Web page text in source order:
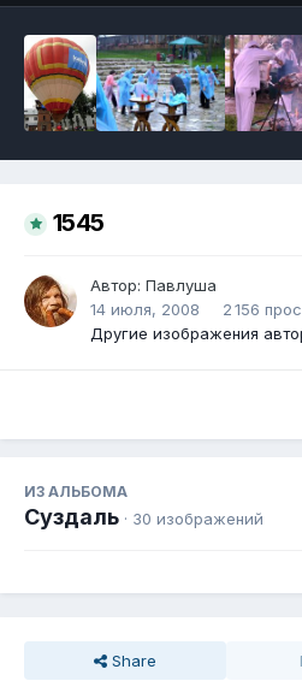
1545
Автор: Павлуша
14 июля, 2008
2 156
Другие изображения
ИЗ АЛЬБОМА
Суздаль · 30 изображений
Share